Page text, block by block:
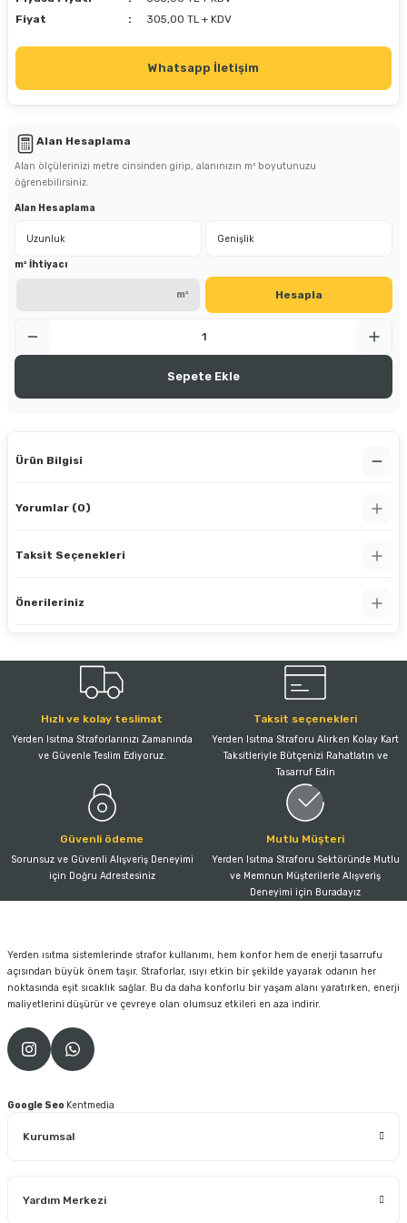
Fiyat
305,00 TL + KDV
Whatsapp İletişim
Alan Hesaplama
Alan ölçülerinizi metre cinsinden girip, alanınızın m² boyutunuzu
öğrenebilirsiniz.
Alan Hesaplama
m² İhtiyacı
m² Hesapla
Sepete Ekle
Ürün Bilgisi
Yorumlar (0)
Taksit Seçenekleri
Önerileriniz
Hızlı ve kolay teslimat
Yerden Isıtma Straforlarınızı Zamanında
ve Güvenle Teslim Ediyoruz.
Taksit seçenekleri
Yerden Isıtma Straforu Alırken Kolay Kart
Taksitleriyle Bütçenizi Rahatlatın ve
Tasarruf Edin
Güvenli ödeme
Sorunsuz ve Güvenli Alışveriş Deneyimi
için Doğru Adrestesiniz
Mutlu Müşteri
Yerden Isıtma Straforu Sektöründe Mutlu
ve Memnun Müşterilerle Alışveriş
Deneyimi için Buradayız
Yerden ısıtma sistemlerinde strafor kullanımı, hem konfor hem de enerji tasarrufu
açısından büyük önem taşır. Straforlar, ısıyı etkin bir şekilde yayarak odanın her
noktasında eşit sıcaklık sağlar. Bu da daha konforlu bir yaşam alanı yaratırken, enerji
maliyetlerini düşürür ve çevreye olan olumsuz etkileri en aza indirir.
Google Seo Kentmedia
Kurumsal
Yardım Merkezi